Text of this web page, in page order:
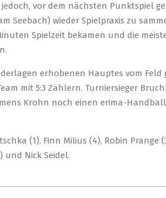
vor dem nächsten Punktspiel
Seebach) wieder Spielpraxis zu
Spielzeit bekamen und die
erhobenen Hauptes vom Feld
mit 5:3 Zählern. Turniersieger
Krohn noch einen erima-
(1), Finn Milius (4), Robin Prange
und Nick Seidel.